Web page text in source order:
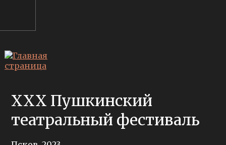
XXX Пушкинский
театральный фестиваль